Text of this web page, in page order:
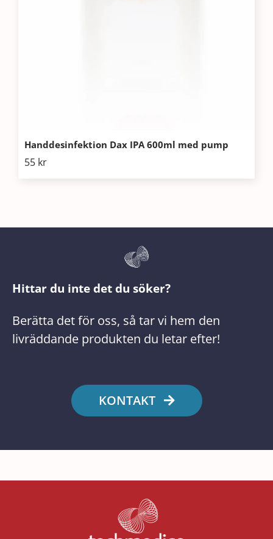
Handdesinfektion Dax IPA 600ml med pump
55 kr
Hittar du inte det du söker?
Berätta det för oss, så tar vi hem den
livräddande produkten du letar efter!
KONTAKT